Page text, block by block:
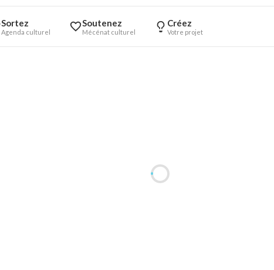
Sortez
Agenda culturel
Soutenez
Mécénat culturel
Créez
Votre projet